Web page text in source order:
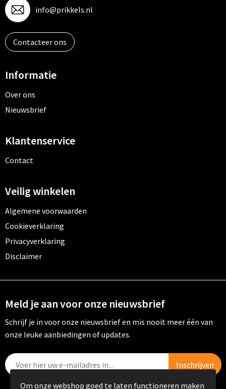
info@prikkels.nl
Contacteer ons
Informatie
Over ons
Nieuwsbrief
Klantenservice
Contact
Veilig winkelen
Algemene voorwaarden
Cookieverklaring
Privacyverklaring
Disclaimer
Meld je aan voor onze nieuwsbrief
Schrijf je in voor onze nieuwsbrief en mis nooit meer één van
onze leuke aanbiedingen of updates.
Om onze webshop goed te laten functioneren maken